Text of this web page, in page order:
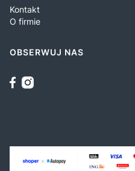
Kontakt
O firmie
OBSERWUJ NAS